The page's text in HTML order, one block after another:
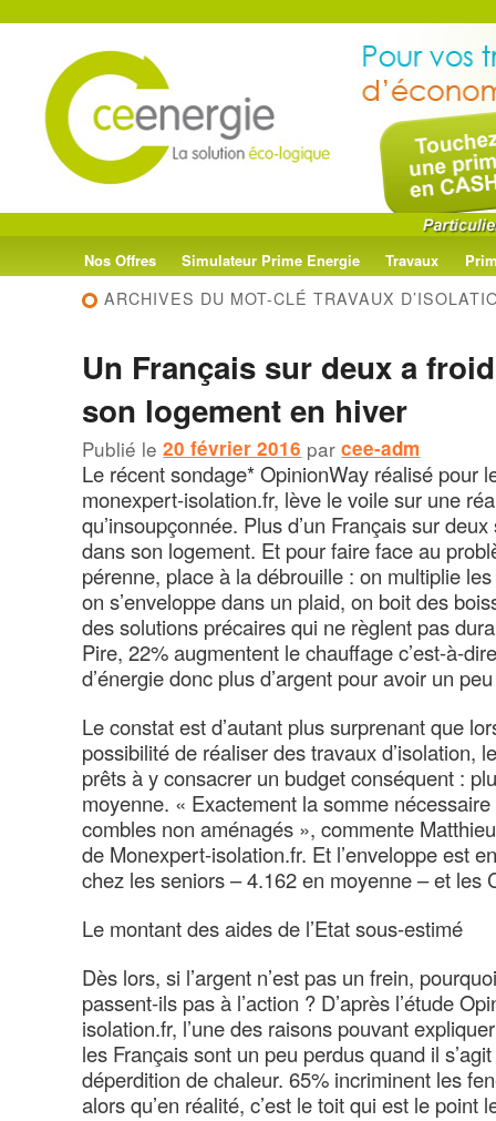
Aller
au
contenu
principal
Aller
au
contenu
secondaire
Nos Offres Simulateur Prime Energie Travaux
ARCHIVES DU MOT-CLÉTRAVAUX
Un Français sur deux a
son logement en hiver
Publié le20 février 2016 parcee-adm
Le récent sondage* OpinionWay réalisé pour
monexpert-isolation.fr, lève le voile sur une
qu’insoupçonnée. Plus d’un Français sur
dans son logement. Et pour faire face au
pérenne, place à la débrouille : on multiplie
on s’enveloppe dans un plaid, on boit des
des solutions précaires qui ne règlent pas
Pire, 22% augmentent le chauffage c’est-à-
d’énergie donc plus d’argent pour avoir un
Le constat est d’autant plus surprenant que
possibilité de réaliser des travaux d’isolation,
prêts à y consacrer un budget conséquent :
moyenne. « Exactement la somme
combles non aménagés », commente
de Monexpert-isolation.fr. Et l’enveloppe est
chez les seniors – 4.162 en moyenne – et les
Le montant des aides de l’Etat sous-estimé
Dès lors, si l’argent n’est pas un frein,
passent-ils pas à l’action ? D’après l’étude
isolation.fr, l’une des raisons pouvant
les Français sont un peu perdus quand il
déperdition de chaleur. 65% incriminent les
alors qu’en réalité, c’est le toit qui est le point